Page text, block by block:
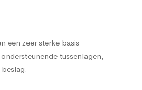
een zeer sterke basis
tussenlagen,